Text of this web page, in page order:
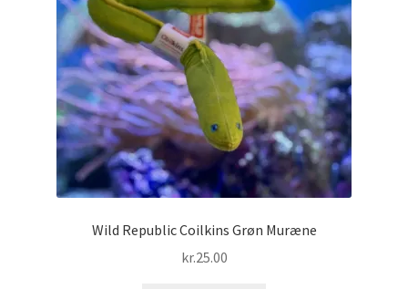
Wild Republic Coilkins Grøn Muræne
kr.25.00